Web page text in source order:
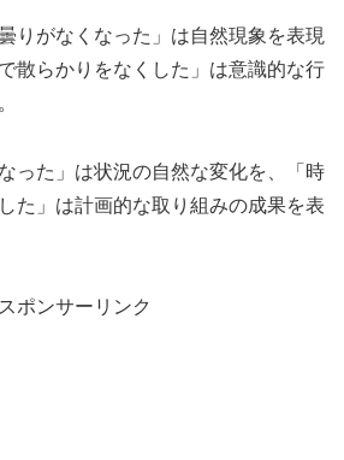
りがなくなった」は自然現象を表現
散らかりをなくした」は意識的な行
った」は状況の自然な変化を、「時
た」は計画的な取り組みの成果を表
スポンサーリンク